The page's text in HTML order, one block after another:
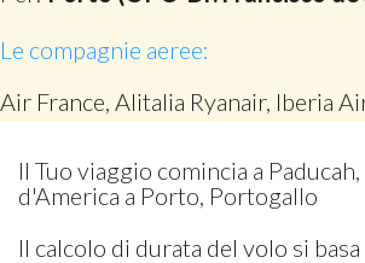
Le compagnie aeree:
Air France, Alitalia Ryanair, Iberia
Il Tuo viaggio comincia a
d'America a Porto, Portogallo
Il calcolo di durata del volo si basa